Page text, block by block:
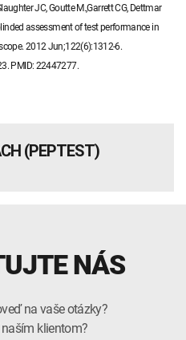
JC, Goutte M.,Garrett CG, Dettmar
assessment of test performance in
2012 Jun;122(6):1312-6.
PMID: 22447277.
(PEPTEST)
NÁS
na vaše otázky?
klientom?